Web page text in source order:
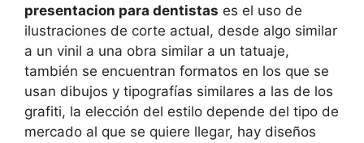
presentacion para dentistas es el uso de
ilustraciones de corte actual, desde algo similar
a un vinil a una obra similar a un tatuaje,
también se encuentran formatos en los que se
usan dibujos y tipografías similares a las de los
grafiti, la elección del estilo depende del tipo de
mercado al que se quiere llegar, hay diseños